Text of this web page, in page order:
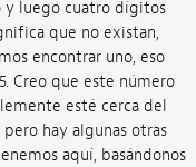
y luego cuatro dígitos
que no existan,
encontrar uno, eso
Creo que este número
esté cerca del
hay algunas otras
aquí, basándonos